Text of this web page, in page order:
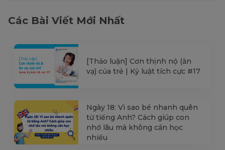
Các Bài Viết Mới Nhất
[Thảo luận] Cơn thịnh nộ (ăn
vạ) của trẻ | Kỷ luật tích cực #17
Ngày 18: Vì sao bé nhanh quên
từ tiếng Anh? Cách giúp con
nhớ lâu mà không cần học
nhiều